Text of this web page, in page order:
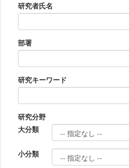
研究者氏名
部署
研究キーワード
研究分野
大分類
小分類